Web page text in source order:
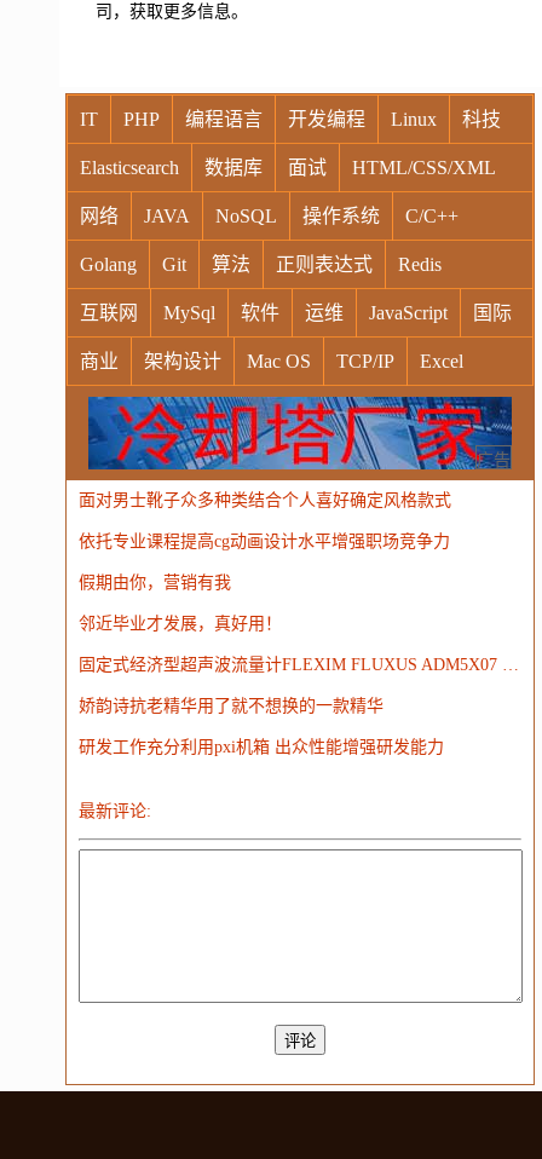
司，获取更多信息。
IT PHP 编程语言 开发编程 Linux 科技
Elasticsearch 数据库 面试 HTML/CSS/XML
网络 JAVA NoSQL 操作系统 C/C++
Golang Git 算法 正则表达式 Redis
互联网 MySql 软件 运维 JavaScript 国际
商业 架构设计 Mac OS TCP/IP Excel
Windows Oracle Socket VR Vim
MongoDB 运营 Python MemCache 硬件
电子 娱乐 设计 摄影 nginx 游戏
WordPress HTTP 团建 数码电器 Docker
广告
面对男士靴子众多种类结合个人喜好确定风格款式
依托专业课程提高cg动画设计水平增强职场竞争力
假期由你，营销有我
邻近毕业才发展，真好用！
固定式经济型超声波流量计FLEXIM FLUXUS ADM5X07 经济型超声波流量计
娇韵诗抗老精华用了就不想换的一款精华
研发工作充分利用pxi机箱 出众性能增强研发能力
最新评论: